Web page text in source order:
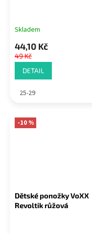
Skladem
44,10 Kč
49 Kč
DETAIL
25-29
-10 %
Dětské ponožky VoXX
Revoltik růžová